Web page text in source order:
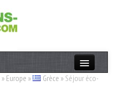
» Europe » Grèce » Séjour éco-